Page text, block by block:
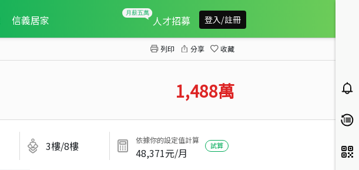
信義居家 人才招募 登入/註冊
列印 分享 收藏
1,488萬
3樓/8樓 依據你的設定值計算
48,371元/月
試算